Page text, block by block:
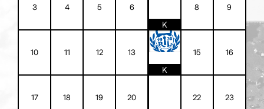
3 4 5 6
K
8 9
10 11 12 13
14
K
15 16
17 18 19 20 22 23